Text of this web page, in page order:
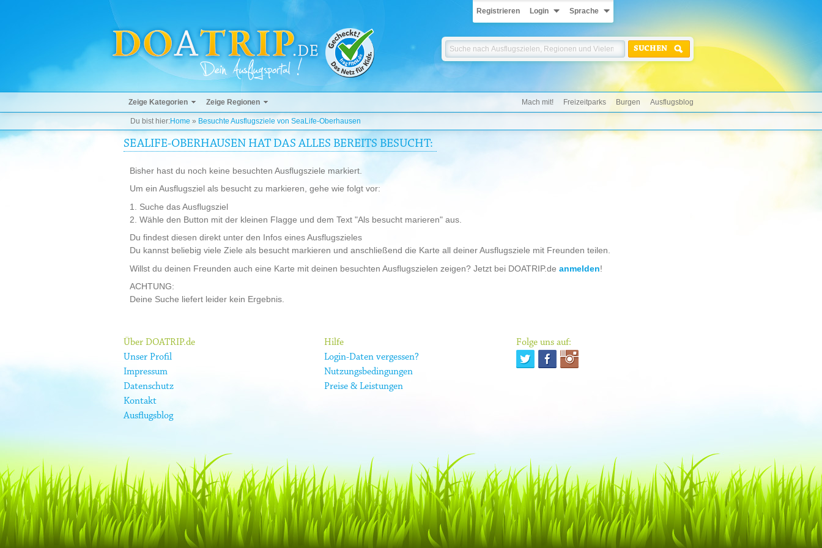
Registrieren Login Sprache
SUCHEN
Zeige Kategorien Zeige Regionen Mach mit! Freizeitparks Burgen Ausflugsblog
Du bist hier:Home » Besuchte Ausflugsziele von SeaLife-Oberhausen
SEALIFE-OBERHAUSEN HAT DAS ALLES BEREITS BESUCHT:
Bisher hast du noch keine besuchten Ausflugsziele markiert.
Um ein Ausflugsziel als besucht zu markieren, gehe wie folgt vor:
1. Suche das Ausflugsziel
2. Wähle den Button mit der kleinen Flagge und dem Text "Als besucht marieren" aus.
Du findest diesen direkt unter den Infos eines Ausflugszieles
Du kannst beliebig viele Ziele als besucht markieren und anschließend die Karte all deiner Ausflugsziele mit Freunden teilen.
Willst du deinen Freunden auch eine Karte mit deinen besuchten Ausflugszielen zeigen? Jetzt bei DOATRIP.de anmelden!
ACHTUNG:
Deine Suche liefert leider kein Ergebnis.
Über DOATRIP.de
Unser Profil
Impressum
Datenschutz
Kontakt
Ausflugsblog
Hilfe
Login-Daten vergessen?
Nutzungsbedingungen
Preise & Leistungen
Folge uns auf: